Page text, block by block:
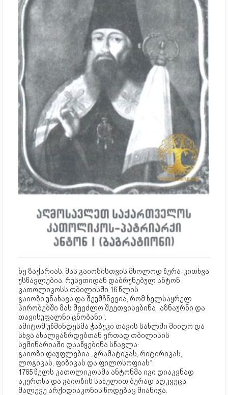
ნე ზაქარიას. მას გაიოზისთვის მხოლოდ წერა-კითხვა
უსწავლებია. რუსეთიდან დაბრუნებულ ანტონ
კათოლიკოსს თბილისში 16 წლის
გაიოზი უნახავს და შეუმჩნევია, რომ ხელსაყრელ
პირობებში მას შეეძლო შეეთვისებინა „აზნაურნი და
თავისუფალნი ცნობანი“.
ამიტომ უწმინდესმა ჭაბუკი თავის სახლში მიიღო და
სხვა ახალგაზრდებთან ერთად თბილისის
სემინარიაში დააწყებინა სწავლა·
გაიოზი დაუფლებია „გრამატიკას, რიტირიკას,
ლოგიკას, ფიზიკას და ფილოსოფიას“.
1765 წელს კათოლიკოსმა ანტონმა იგი დიაკვნად
აკურთხა და გაიოზის სახელით ბერად აღკვეცა.
მალევე არქიდიაკონის წოდებაც მიანიჭა.